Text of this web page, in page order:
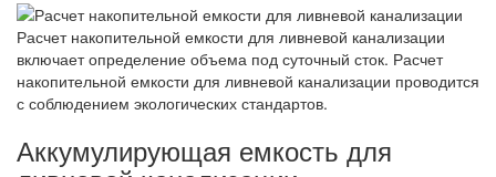
Расчет накопительной емкости для ливневой канализации
включает определение объема под суточный сток. Расчет
накопительной емкости для ливневой канализации проводится
с соблюдением экологических стандартов.
Аккумулирующая емкость для